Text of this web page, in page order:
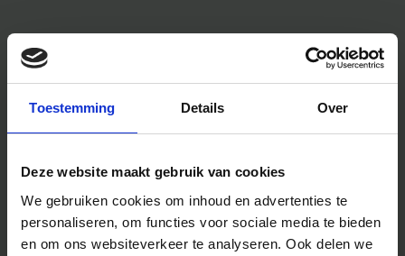
Toestemming Details Over
Deze website maakt gebruik van cookies
We gebruiken cookies om inhoud en advertenties te
personaliseren, om functies voor sociale media te bieden
en om ons websiteverkeer te analyseren. Ook delen we